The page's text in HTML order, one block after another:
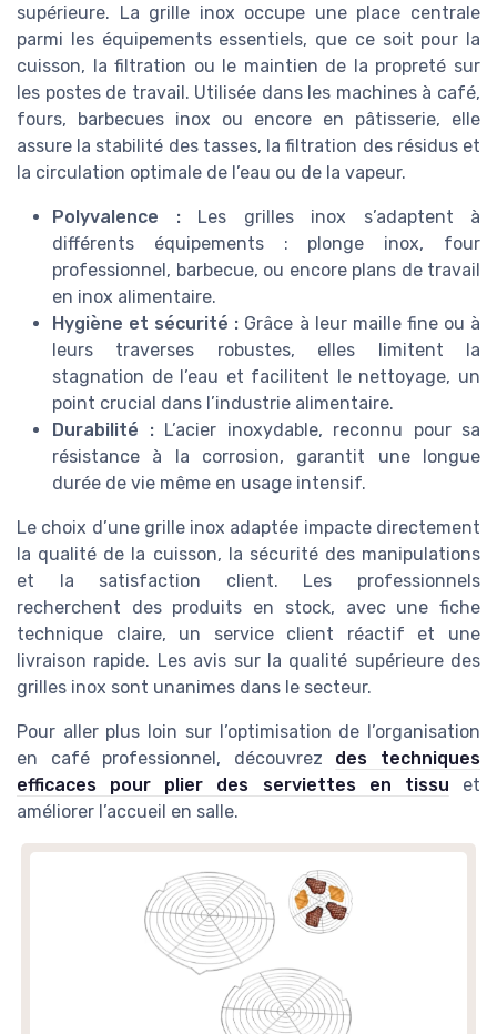
supérieure. La grille inox occupe une place centrale
parmi les équipements essentiels, que ce soit pour la
cuisson, la filtration ou le maintien de la propreté sur
les postes de travail. Utilisée dans les machines à café,
fours, barbecues inox ou encore en pâtisserie, elle
assure la stabilité des tasses, la filtration des résidus et
la circulation optimale de l’eau ou de la vapeur.
Polyvalence :Les grilles inox s’adaptent à
différents équipements : plonge inox, four
professionnel, barbecue, ou encore plans de travail
en inox alimentaire.
Hygiène et sécurité : Grâce à leur maille fine ou à
leurs traverses robustes, elles limitent la
stagnation de l’eau et facilitent le nettoyage, un
point crucial dans l’industrie alimentaire.
Durabilité :L’acier inoxydable, reconnu pour sa
résistance à la corrosion, garantit une longue
durée de vie même en usage intensif.
Le choix d’une grille inox adaptée impacte directement
la qualité de la cuisson, la sécurité des manipulations
et la satisfaction client. Les professionnels
recherchent des produits en stock, avec une fiche
technique claire, un service client réactif et une
livraison rapide. Les avis sur la qualité supérieure des
grilles inox sont unanimes dans le secteur.
Pour aller plus loin sur l’optimisation de l’organisation
en café professionnel, découvrez des techniques
efficaces pour plier des serviettes en tissu et
améliorer l’accueil en salle.